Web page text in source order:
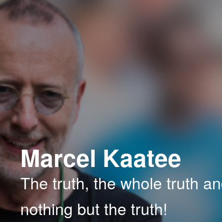
Spring
Marcel Kaatee
The truth, the whole truth
nothing but the truth!